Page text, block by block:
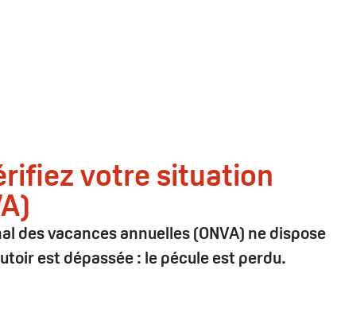
votre situation
des vacances annuelles (ONVA) ne dispose
est dépassée : le pécule est perdu.